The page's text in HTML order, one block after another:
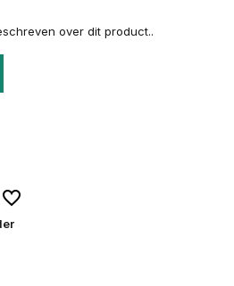
over dit product..